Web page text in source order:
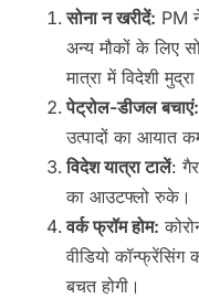
सोना न खरीदें: PM
अन्य मौकों के लिए
मात्रा में विदेशी
पेट्रोल-डीजल बचाएं:
उत्पादों का आयात
विदेश यात्रा टालें:
का आउटफ्लो रुके।
वर्क फ्रॉम होम:
वीडियो
बचत होगी।